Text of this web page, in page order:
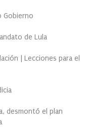
Gobierno
de Lula
| Lecciones para el
desmontó el plan